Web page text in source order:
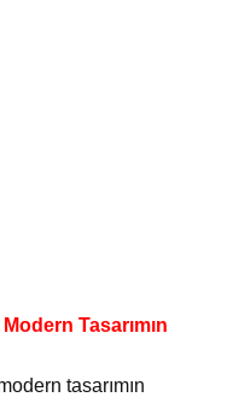
Tasarımın
tasarımın